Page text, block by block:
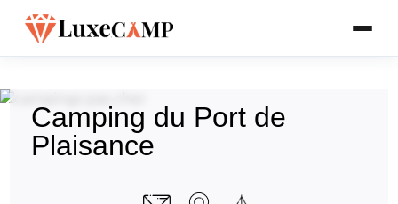
Camping du Port de
Plaisance